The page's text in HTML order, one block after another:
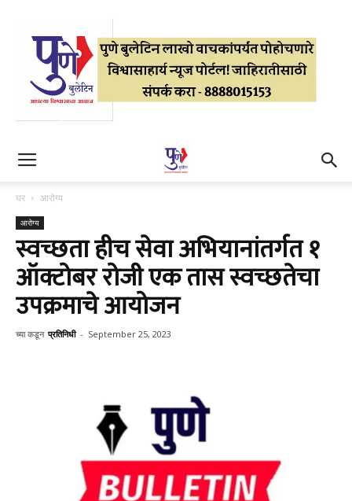
घर आरोग्य
आरोग्य
स्वच्छता हीच सेवा अभियानांतर्गत १
ऑक्टोबर रोजी एक तास स्वच्छतेचा
उपक्रमाचे आयोजन
च्या कडून प्रतिनिधी - September 25, 2023